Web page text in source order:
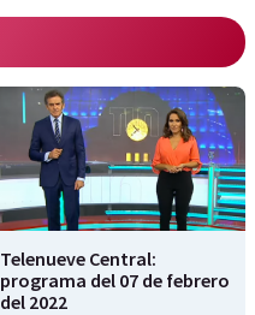
Telenueve Central:
programa del 07 de febrero
del 2022